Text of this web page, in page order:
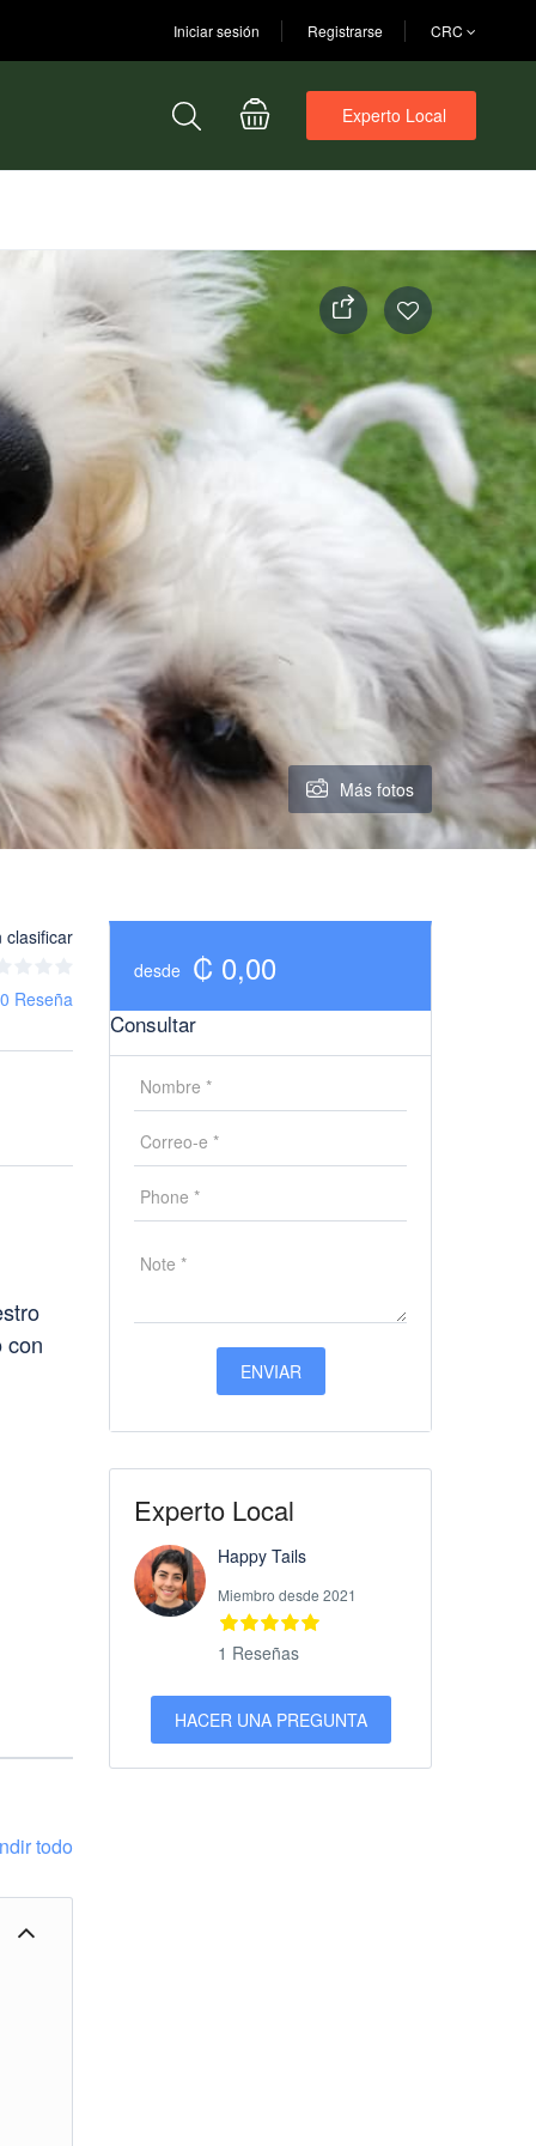
Iniciar sesión Registrarse CRC
Experto Local
Más fotos
clasificar
0 Reseña
con
todo
desde ₡ 0,00
Consultar
Experto Local
Happy Tails
Miembro desde 2021
1 Reseñas
HACER UNA PREGUNTA